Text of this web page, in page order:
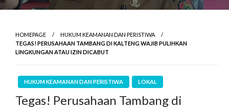
HOMEPAGE
HUKUM KEAMANAN DAN PERISTIWA
TEGAS! PERUSAHAAN TAMBANG DI KALTENG WAJIB PULIHKAN
LINGKUNGAN ATAU IZIN DICABUT
HUKUM KEAMANAN DAN PERISTIWA LOKAL
Tegas! Perusahaan Tambang di